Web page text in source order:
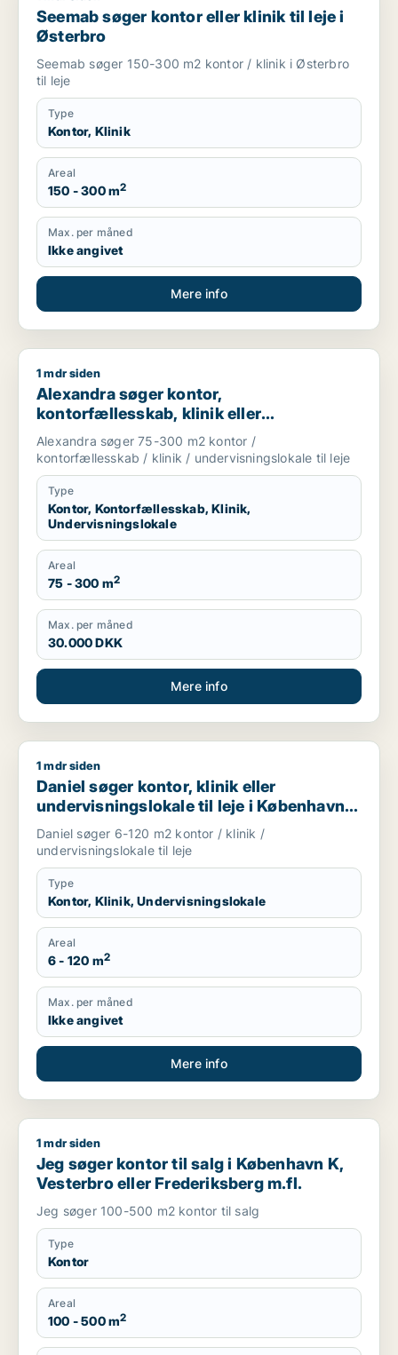
Seemab søger kontor eller klinik til leje i
Østerbro
Seemab søger 150-300 m2 kontor / klinik i Østerbro
til leje
Type
Kontor, Klinik
Areal
150 - 300 m2
Max. per måned
Ikke angivet
Mere info
Alexandra søger kontor, kontorfællesskab, klinik eller
1 mdr siden
Alexandra søger kontor,
kontorfællesskab, klinik eller
undervisningslokale til leje i København
Alexandra søger 75-300 m2 kontor /
kontorfællesskab / klinik / undervisningslokale til leje
Type
Kontor, Kontorfællesskab, Klinik,
Undervisningslokale
Areal
75 - 300 m2
Max. per måned
30.000 DKK
Mere info
Daniel søger kontor, klinik eller undervisningslokale til leje i
1 mdr siden
Daniel søger kontor, klinik eller
undervisningslokale til leje i København
K, Vesterbro eller Frederiksberg m.fl.
Daniel søger 6-120 m2 kontor / klinik /
undervisningslokale til leje
Type
Kontor, Klinik, Undervisningslokale
Areal
6 - 120 m2
Max. per måned
Ikke angivet
Mere info
Jeg søger kontor til salg i København K, Vesterbro eller
1 mdr siden
Jeg søger kontor til salg i København K,
Vesterbro eller Frederiksberg m.fl.
Jeg søger 100-500 m2 kontor til salg
Type
Kontor
Areal
100 - 500 m2